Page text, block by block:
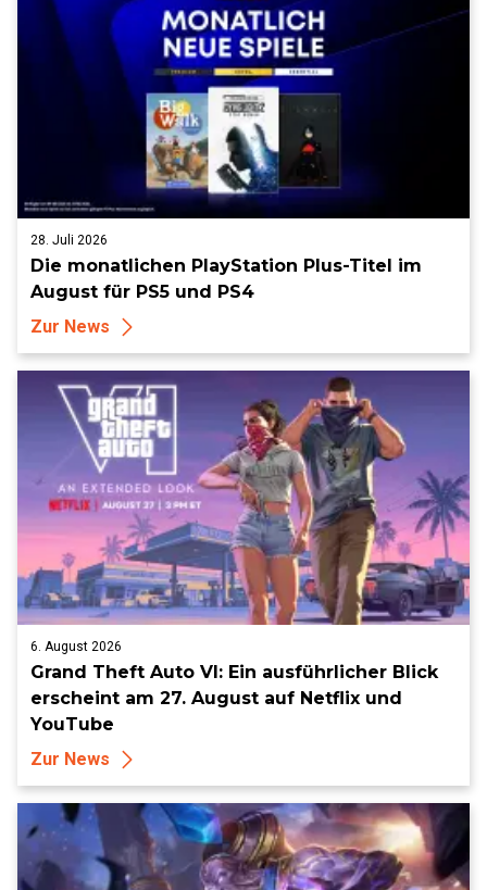
28. Juli 2026
Die monatlichen PlayStation Plus-Titel im
August für PS5 und PS4
Zur News
6. August 2026
Grand Theft Auto VI: Ein ausführlicher Blick
erscheint am 27. August auf Netflix und
YouTube
Zur News